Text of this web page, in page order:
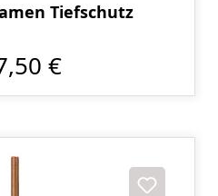
Tiefschutz
€